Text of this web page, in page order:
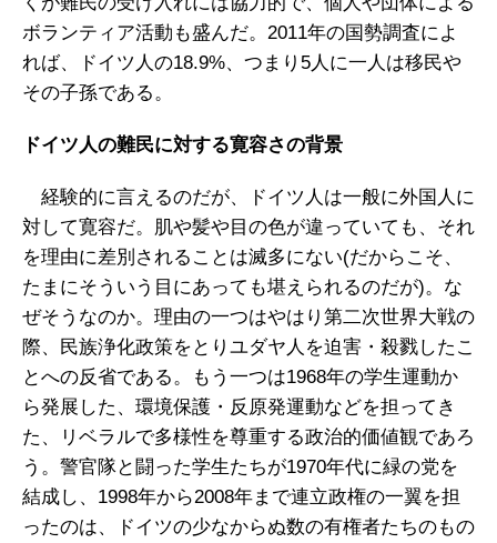
ボランティア活動も盛んだ。2011年の国勢調査によ
れば、ドイツ人の18.9%、つまり5人に一人は移民や
その子孫である。
ドイツ人の難民に対する寛容さの背景
経験的に言えるのだが、ドイツ人は一般に外国人に
対して寛容だ。肌や髪や目の色が違っていても、それ
を理由に差別されることは滅多にない(だからこそ、
たまにそういう目にあっても堪えられるのだが)。な
ぜそうなのか。理由の一つはやはり第二次世界大戦の
際、民族浄化政策をとりユダヤ人を迫害・殺戮したこ
とへの反省である。もう一つは1968年の学生運動か
ら発展した、環境保護・反原発運動などを担ってき
た、リベラルで多様性を尊重する政治的価値観であろ
う。警官隊と闘った学生たちが1970年代に緑の党を
結成し、1998年から2008年まで連立政権の一翼を担
ったのは、ドイツの少なからぬ数の有権者たちのもの